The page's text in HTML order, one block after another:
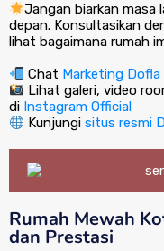
Jangan biarkan masa
depan. Konsultasikan
lihat bagaimana rumah
Chat Marketing Dofla
Lihat galeri, video
di Instagram Official
Kunjungisitus resmi
Rumah Mewah
dan Prestasi